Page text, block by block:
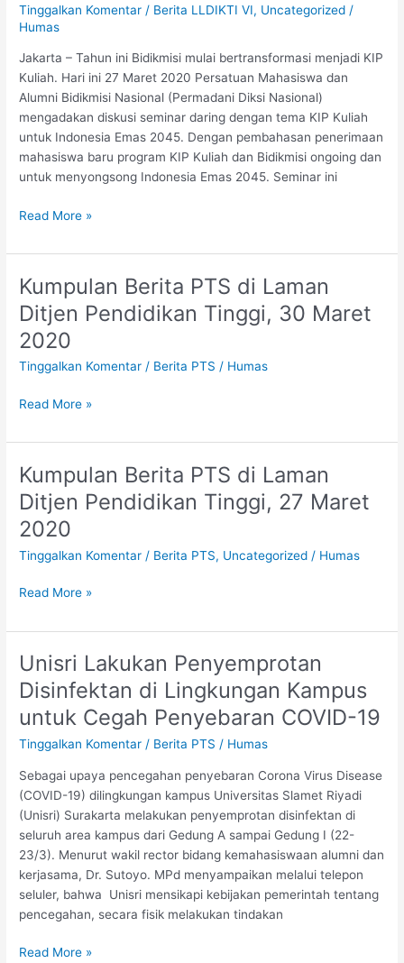
Tinggalkan Komentar / Berita LLDIKTI VI, Uncategorized /
Humas
Jakarta – Tahun ini Bidikmisi mulai bertransformasi menjadi KIP
Kuliah. Hari ini 27 Maret 2020 Persatuan Mahasiswa dan
Alumni Bidikmisi Nasional (Permadani Diksi Nasional)
mengadakan diskusi seminar daring dengan tema KIP Kuliah
untuk Indonesia Emas 2045. Dengan pembahasan penerimaan
mahasiswa baru program KIP Kuliah dan Bidikmisi ongoing dan
untuk menyongsong Indonesia Emas 2045. Seminar ini
Indonesia
Emas
2045
Read More »
Kumpulan Berita PTS di Laman
Ditjen Pendidikan Tinggi, 30 Maret
2020
Tinggalkan Komentar / Berita PTS / Humas
Kumpulan
Berita
PTS
di
Laman
Pendidikan
30
2020
Read More »
Kumpulan Berita PTS di Laman
Ditjen Pendidikan Tinggi, 27 Maret
2020
Tinggalkan Komentar / Berita PTS, Uncategorized / Humas
Kumpulan
Berita
PTS
di
Laman
Pendidikan
27
2020
Read More »
Unisri Lakukan Penyemprotan
Disinfektan di Lingkungan Kampus
untuk Cegah Penyebaran COVID-19
Tinggalkan Komentar / Berita PTS / Humas
Sebagai upaya pencegahan penyebaran Corona Virus Disease
(COVID-19) dilingkungan kampus Universitas Slamet Riyadi
(Unisri) Surakarta melakukan penyemprotan disinfektan di
seluruh area kampus dari Gedung A sampai Gedung I (22-
23/3). Menurut wakil rector bidang kemahasiswaan alumni dan
kerjasama, Dr. Sutoyo. MPd menyampaikan melalui telepon
seluler, bahwa Unisri mensikapi kebijakan pemerintah tentang
pencegahan, secara fisik melakukan tindakan
Unisri
Lakukan
Penyemprotan
Disinfektan
di
Kampus
untuk
Cegah
Penyebaran
COVID-
19
Read More »